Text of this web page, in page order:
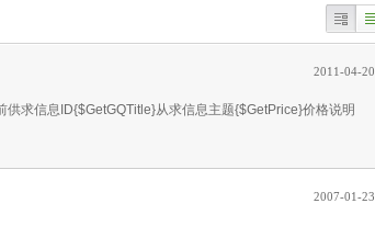
2011-04-20
求信息ID{$GetGQTitle}从求信息主题{$GetPrice}价格说明
2007-01-23